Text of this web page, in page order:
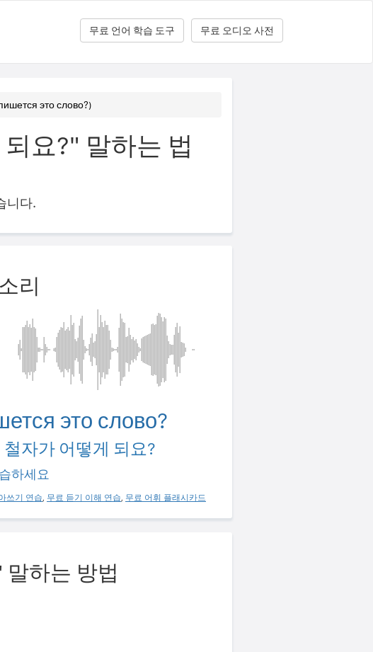
무료 오디오 사전
무료 언어 학습 도구
это слово?)
요?" 말하는 법
니다.
리
это слово?
철자가 어떻게 되요?
하세요
쓰기 연습, 무료 듣기 이해 연습, 무료 어휘 플래시카드
하는 방법